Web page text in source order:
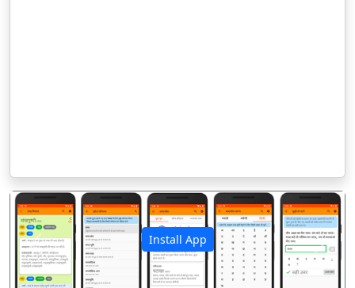
Install App
पिछला अगला